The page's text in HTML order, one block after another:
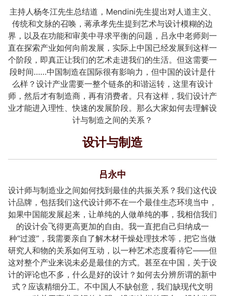
主持人杨冬江先生总结道，Mendini先生提出对人道主义、
传统和文脉的召唤，蒋承孝先生提到艺术与设计模糊的边
界，以及在功能和审美中寻求平衡的问题，吕永中老师则一
直在探索产业如何向前发展，实际上中国已经发展到这样一
个阶段，即真正让我们的艺术走进我们的生活。但这需要一
段时间……中国制造在国际很有影响力，但中国的设计是什
么样？设计产业需要一整个链条的和谐运转，这里有设计
师，然后才有制造商，再有消费者。只有这样，我们设计产
业才能进入理性、快速的发展阶段。那么大家如何去理解设
计与制造之间的关系？
设计与制造
吕永中
设计师与制造业之间如何找到最佳的共振关系？我们这代设
计品牌，包括我们这代设计师不在一个最佳生态环境当中，
如果中国能发展起来，让单纯的人做单纯的事，我相信我们
的设计会飞得更高更加的自由。我一直把自己归纳成一
种“过渡”，我需要亲自了解木材干燥处理技术等，把它当做
研究人和物的关系如何互动，以一种艺术态度看待它——但
这对整个产业来说未必是最佳的方式。甚至在中国，关于设
计的评论也不多，什么是好的设计？如何去分辨所谓的新中
式？应该精细分工。不中国人不缺创意，我们缺现代文明